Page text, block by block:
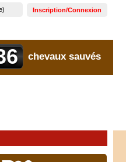
chevaux sauvés
Inscription/Connexion